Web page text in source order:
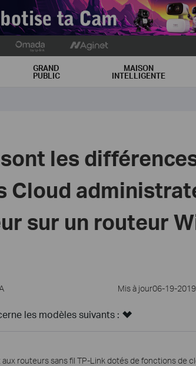
GRAND
PUBLIC
MAISON
INTELLIGENTE
les
Cloud
sur un routeur
Mis à jour06-19-
les modèles suivants :
routeurs sans fil TP-Link dotés de fonctions de